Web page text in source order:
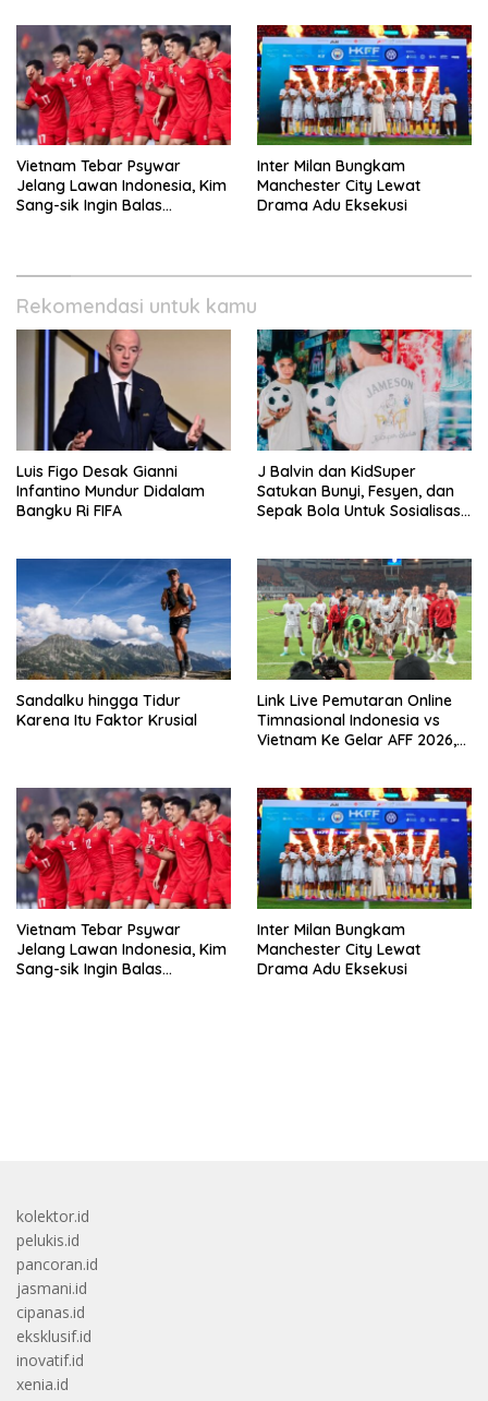
Vietnam Tebar Psywar
Jelang Lawan Indonesia, Kim
Sang-sik Ingin Balas
Inter Milan Bungkam
Manchester City Lewat
Drama Adu Eksekusi
Rekomendasi untuk kamu
Luis Figo Desak Gianni
Infantino Mundur Didalam
Bangku Ri FIFA
J Balvin dan KidSuper
Satukan Bunyi, Fesyen, dan
Sepak Bola Untuk Sosialisasi
Sandalku hingga Tidur
Karena Itu Faktor Krusial
Link Live Pemutaran Online
Timnasional Indonesia vs
Vietnam Ke Gelar AFF 2026,
Vietnam Tebar Psywar
Jelang Lawan Indonesia, Kim
Sang-sik Ingin Balas
Inter Milan Bungkam
Manchester City Lewat
Drama Adu Eksekusi
kolektor.id
pelukis.id
pancoran.id
jasmani.id
cipanas.id
eksklusif.id
inovatif.id
xenia.id